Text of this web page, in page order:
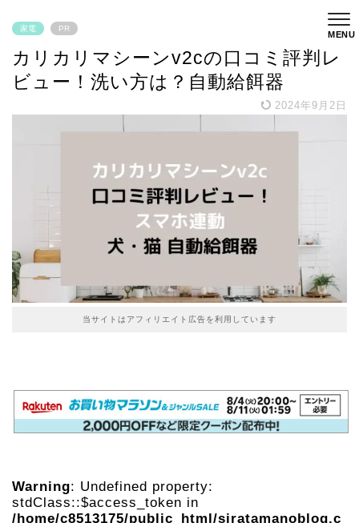
家電 PR
カリカリマシーンv2cの口コミ評判レ
ビュー！洗い方は？自動給餌器
2024年9月2日
当サイトはアフィリエイト広告を利用しています
Warning: Undefined property:
stdClass::$access_token in
/home/c8513175/public_html/siratamanoblog.c